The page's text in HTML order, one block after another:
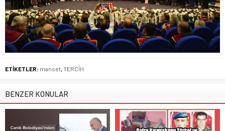
ETİKETLER: manset, TERCİH
BENZER KONULAR